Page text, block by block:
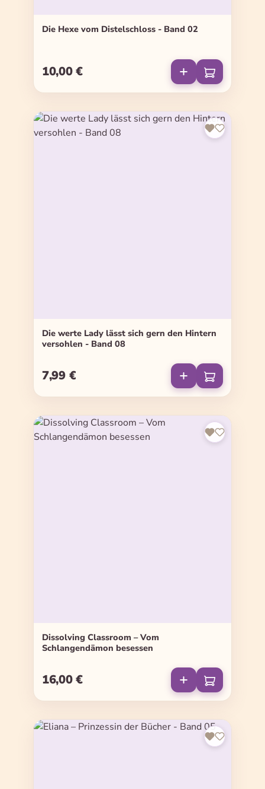
Die Hexe vom Distelschloss - Band 02
Regulärer Preis:
10,00 €
Die werte Lady lässt sich gern den Hintern
versohlen - Band 08
Regulärer Preis:
7,99 €
Dissolving Classroom – Vom
Schlangendämon besessen
Regulärer Preis:
16,00 €